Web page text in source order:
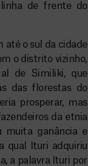
de frente do
até o sul da cidade
o distrito vizinho,
de Similiki, que
das florestas do
prosperar, mas
da etnia
muita ganância e
qual Ituri adquiriu
a palavra Ituri por